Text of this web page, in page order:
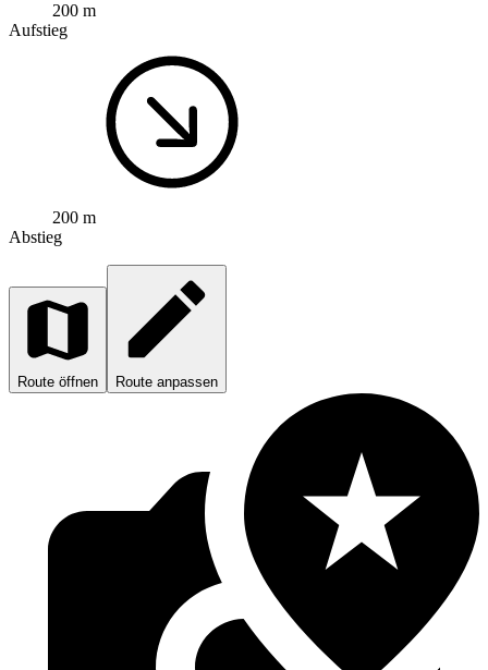
200 m
Aufstieg
200 m
Abstieg
Route öffnen Route anpassen